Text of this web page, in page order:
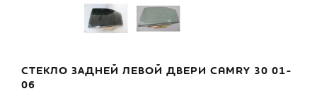
СТЕКЛО ЗАДНЕЙ ЛЕВОЙ ДВЕРИ CAMRY 30 01-
06